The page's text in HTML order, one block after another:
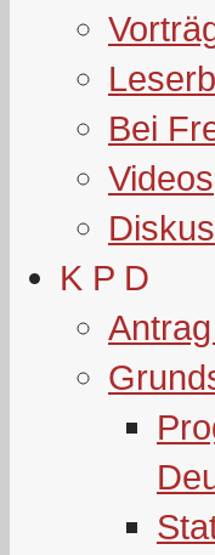
Bei
Videos
K P D